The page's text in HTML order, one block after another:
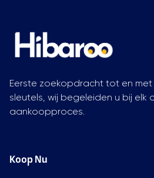
Eerste zoekopdracht tot en
sleutels, wij begeleiden u bij elk
aankoopproces.
Koop Nu